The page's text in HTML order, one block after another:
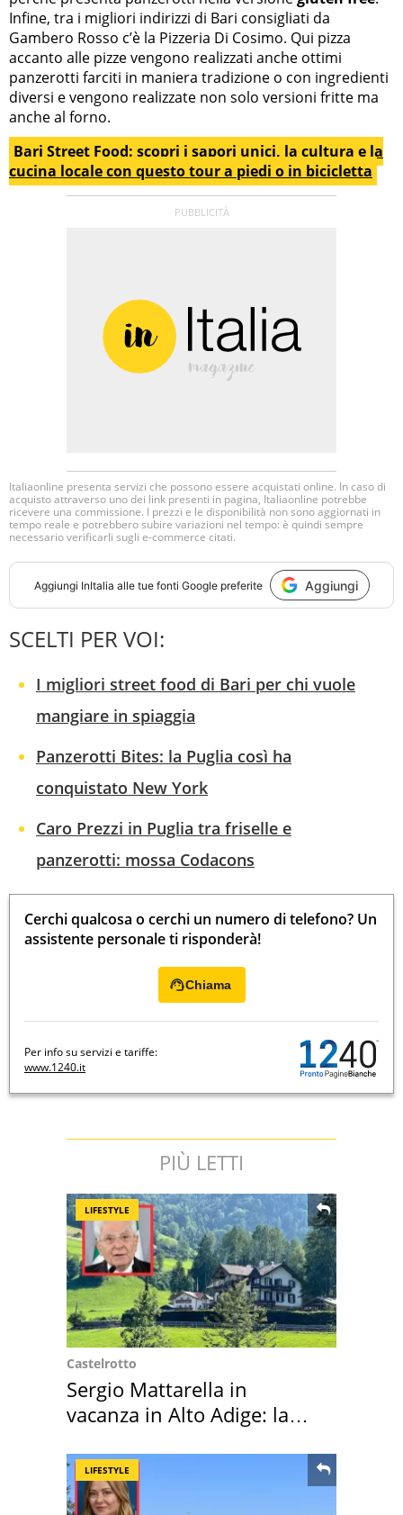
Infine, tra i migliori indirizzi di Bari consigliati da
Gambero Rosso c’è la Pizzeria Di Cosimo. Qui pizza
accanto alle pizze vengono realizzati anche ottimi
panzerotti farciti in maniera tradizione o con ingredienti
diversi e vengono realizzate non solo versioni fritte ma
anche al forno.
Bari Street Food: scopri i sapori unici, la cultura e la
cucina locale con questo tour a piedi o in bicicletta
Italiaonline presenta servizi che possono essere acquistati online. In caso di
acquisto attraverso uno dei link presenti in pagina, Italiaonline potrebbe
ricevere una commissione. I prezzi e le disponibilità non sono aggiornati in
tempo reale e potrebbero subire variazioni nel tempo: è quindi sempre
necessario verificarli sugli e-commerce citati.
Aggiungi InItalia alle tue fonti Google preferite Aggiungi
SCELTI PER VOI:
I migliori street food di Bari per chi vuole
mangiare in spiaggia
Panzerotti Bites: la Puglia così ha
conquistato New York
Caro Prezzi in Puglia tra friselle e
panzerotti: mossa Codacons
Cerchi qualcosa o cerchi un numero di telefono? Un
assistente personale ti risponderà!
Chiama
Per info su servizi e tariffe:
www.1240.it
PIÙ LETTI
LIFESTYLE
Castelrotto
Sergio Mattarella in
vacanza in Alto Adige: la
LIFESTYLE